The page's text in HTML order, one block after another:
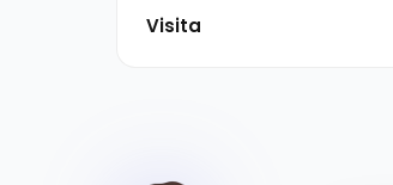
continua a vendere.
Visita